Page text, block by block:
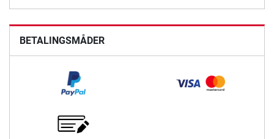
BETALINGSMÅDER